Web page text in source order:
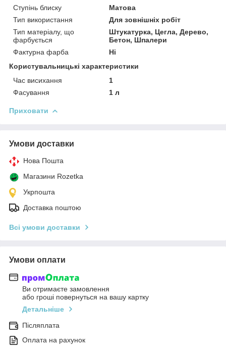
Ступінь блиску
Матова
Тип використання
Для зовнішніх робіт
Тип матеріалу, що
фарбується
Штукатурка, Цегла, Дерево,
Бетон, Шпалери
Фактурна фарба
Ні
Користувальницькі характеристики
Час висихання
1
Фасування
1 л
Приховати
Умови доставки
Нова Пошта
Магазини Rozetka
Укрпошта
Доставка поштою
Всі умови доставки
Умови оплати
Ви отримаєте замовлення
або гроші повернуться на вашу картку
Детальніше
Післяплата
Оплата на рахунок